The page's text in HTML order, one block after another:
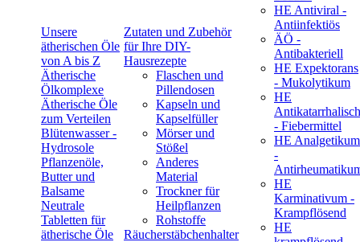
Unsere
ätherischen Öle
von A bis Z
Ätherische
Ölkomplexe
Ätherische Öle
zum Verteilen
Blütenwasser -
Hydrosole
Pflanzenöle,
Butter und
Balsame
Neutrale
Tabletten für
ätherische Öle
Zutaten und Zubehör
für Ihre DIY-
Hausrezepte
Flaschen und
Pillendosen
Kapseln und
Kapselfüller
Mörser und
Stößel
Anderes
Material
Trockner für
Heilpflanzen
Rohstoffe
Räucherstäbchenhalter
HE Antiviral -
Antiinfektiös
ÄÖ -
Antibakteriell
HE Expektorans
- Mukolytikum
HE
Antikatarrhalisch
- Fiebermittel
HE Analgetikum
-
HE
Karminativum -
Krampflösend
HE